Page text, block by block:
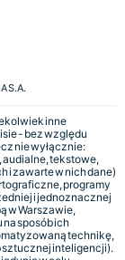
S.A.
inne
- bez względu
nie wyłącznie:
tekstowe,
i zawarte w nich dane)
programy
i jednoznacznej
w Warszawie,
sposób ich
technikę,
sztucznej inteligencji).